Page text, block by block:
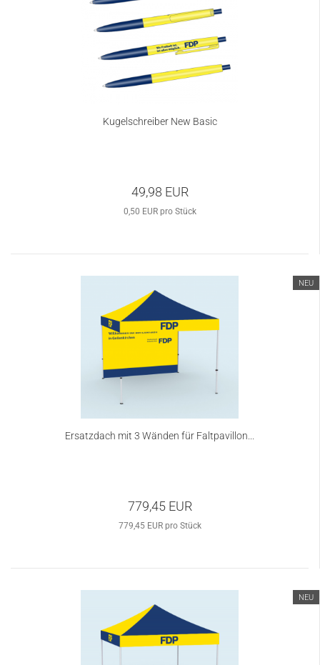
Kugelschreiber New Basic
49,98 EUR
0,50 EUR pro Stück
NEU
Ersatzdach mit 3 Wänden für Faltpavillon...
779,45 EUR
779,45 EUR pro Stück
NEU